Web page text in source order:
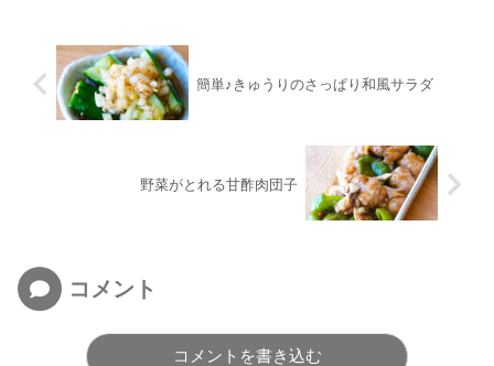
簡単♪きゅうりのさっぱり和風サラダ
野菜がとれる甘酢肉団子
コメント
コメントを書き込む